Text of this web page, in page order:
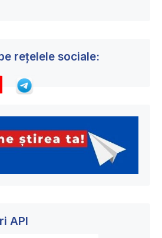
rețelele sociale:
API